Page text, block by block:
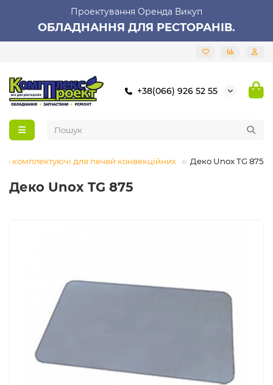
Проектування Оренда Викуп
ОБЛАДНАННЯ ДЛЯ РЕСТОРАНІВ.
+38(066) 926 52 55
комплектуючі для печей конвекційних Деко Unox TG 875
Деко Unox TG 875